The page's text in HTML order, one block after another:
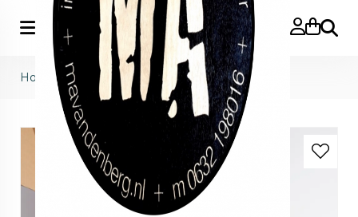
Home>busy bee hotel